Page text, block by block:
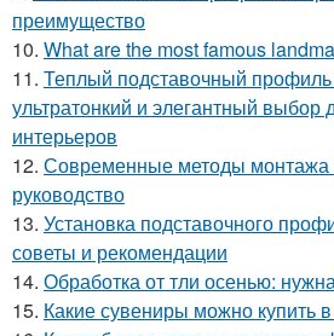
преимущество
10. What are the most famous
11. Теплый подставочный
ультратонкий и элегантный
интерьеров
12. Современные методы
руководство
13. Установка подставочного
советы и рекомендации
14. Обработка от тли осенью:
15. Какие сувениры можно купить